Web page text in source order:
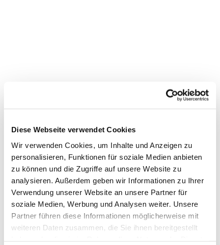
Diese Webseite verwendet Cookies
Wir verwenden Cookies, um Inhalte und Anzeigen zu
personalisieren, Funktionen für soziale Medien anbieten
zu können und die Zugriffe auf unsere Website zu
analysieren. Außerdem geben wir Informationen zu Ihrer
Verwendung unserer Website an unsere Partner für
soziale Medien, Werbung und Analysen weiter. Unsere
Partner führen diese Informationen möglicherweise mit
weiteren Daten zusammen, die Sie ihnen bereitgestellt
Dies könnte Sie auch interessieren